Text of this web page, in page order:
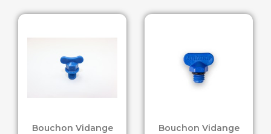
Bouchon Vidange
Bouchon Vidange